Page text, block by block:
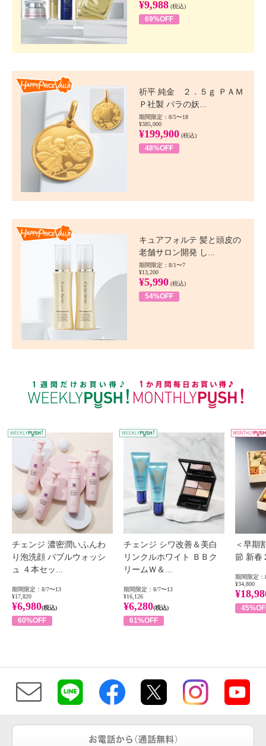
¥9,988 (税込)
69%OFF
祈平 純金 ２．５ｇ ＰＡＭ
Ｐ社製 バラの妖...
期間限定：8/5〜18
¥385,000
¥199,900 (税込)
48%OFF
キュアフォルテ 髪と頭皮の
老舗サロン開発 し...
期間限定：8/1〜7
¥13,200
¥5,990 (税込)
54%OFF
WEEKLY PUSH
チェンジ 濃密潤いふんわ
り泡洗顔 バブルウォッシ
ュ ４本セッ...
期間限定：8/7〜13
¥17,820
¥6,980(税込)
60%OFF
チェンジ シワ改善＆美白
リンクルホワイト ＢＢク
リームＷ＆...
期間限定：8/7〜13
¥16,126
¥6,280(税込)
61%OFF
＜早期
節 新春
期間限定：
¥34,800